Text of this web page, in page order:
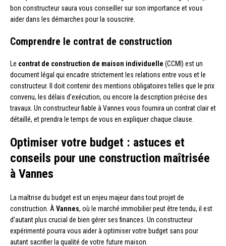
bon constructeur saura vous conseiller sur son importance et vous
aider dans les démarches pour la souscrire.
Comprendre le contrat de construction
Le contrat de construction de maison individuelle (CCMI) est un
document légal qui encadre strictement les relations entre vous et le
constructeur. Il doit contenir des mentions obligatoires telles que le prix
convenu, les délais d’exécution, ou encore la description précise des
travaux. Un constructeur fiable à Vannes vous fournira un contrat clair et
détaillé, et prendra le temps de vous en expliquer chaque clause.
Optimiser votre budget : astuces et
conseils pour une construction maîtrisée
à Vannes
La maîtrise du budget est un enjeu majeur dans tout projet de
construction. À Vannes, où le marché immobilier peut être tendu, il est
d’autant plus crucial de bien gérer ses finances. Un constructeur
expérimenté pourra vous aider à optimiser votre budget sans pour
autant sacrifier la qualité de votre future maison.